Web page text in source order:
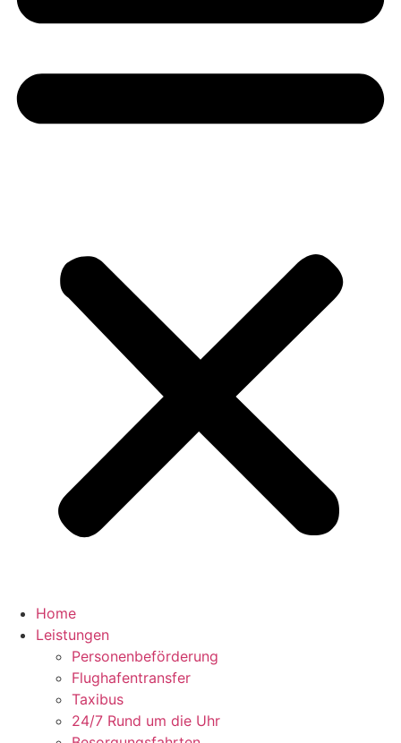
Home
Leistungen
Personenbeförderung
Flughafentransfer
Taxibus
24/7 Rund um die Uhr